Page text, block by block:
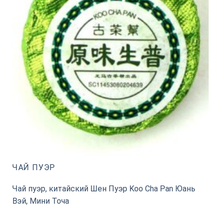
ЧАЙ ПУЭР
Чай пуэр, китайский Шен Пуэр Koo Cha Pan Юань
Вэй, Мини Точа